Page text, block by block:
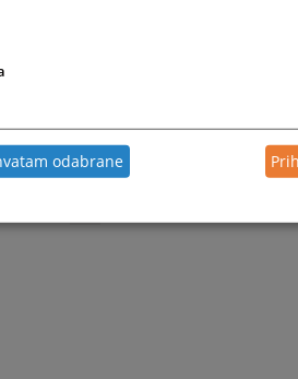
dates.
odabrane